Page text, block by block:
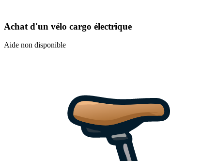
Achat d'un vélo cargo électrique
Aide non disponible